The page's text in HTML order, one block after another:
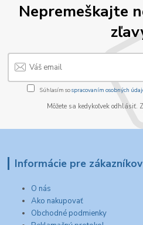
Nepremeškajte
Súhlasím sospracovaním osobných
Môžete sa kedykoľvek
Informácie pre zákazníkov
O nás
Ako nakupovať
Obchodné podmienky